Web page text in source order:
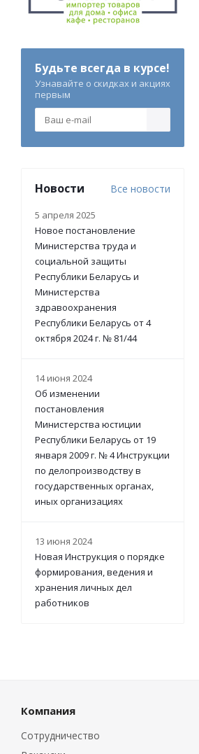
Будьте всегда в курсе!
Узнавайте о скидках и акциях
первым
Новости Все новости
5 апреля 2025
Новое постановление
Министерства труда и
социальной защиты
Республики Беларусь и
Министерства
здравоохранения
Республики Беларусь от 4
октября 2024 г. № 81/44
14 июня 2024
Об изменении
постановления
Министерства юстиции
Республики Беларусь от 19
января 2009 г. № 4 Инструкции
по делопроизводству в
государственных органах,
иных организациях
13 июня 2024
Новая Инструкция о порядке
формирования, ведения и
хранения личных дел
работников
Компания
Сотрудничество